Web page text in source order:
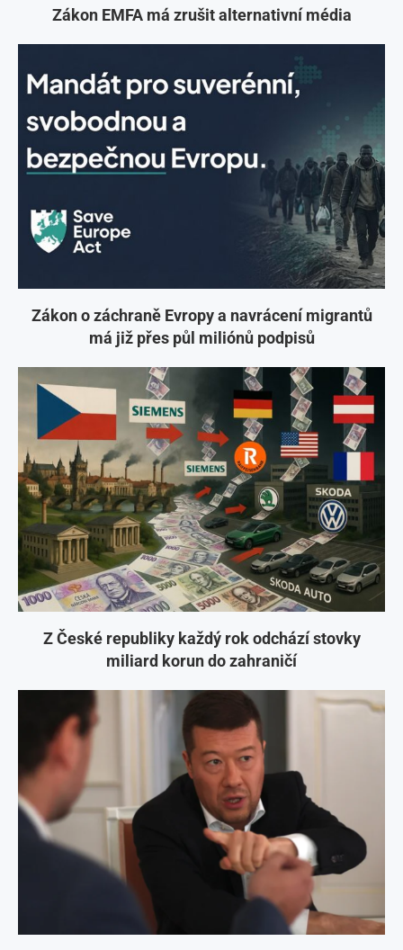
Zákon EMFA má zrušit alternativní média
Zákon o záchraně Evropy a navrácení migrantů
má již přes půl miliónů podpisů
Z České republiky každý rok odchází stovky
miliard korun do zahraničí